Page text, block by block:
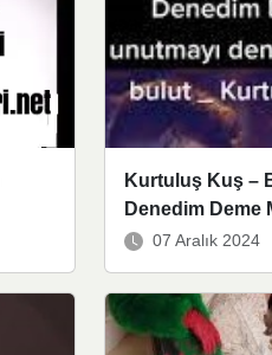
Kurtuluş Kuş –
Denedim Deme
07 Aralık 2024